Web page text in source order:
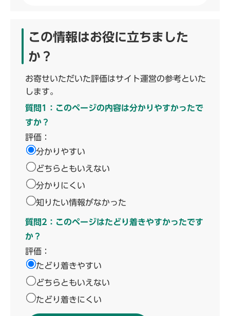
この情報はお役に立ちました
か？
お寄せいただいた評価はサイト運営の参考といた
します。
質問1：このページの内容は分かりやすかったで
すか？
評価：
分かりやすい
どちらともいえない
分かりにくい
知りたい情報がなかった
質問2：このページはたどり着きやすかったです
か？
評価：
たどり着きやすい
どちらともいえない
たどり着きにくい